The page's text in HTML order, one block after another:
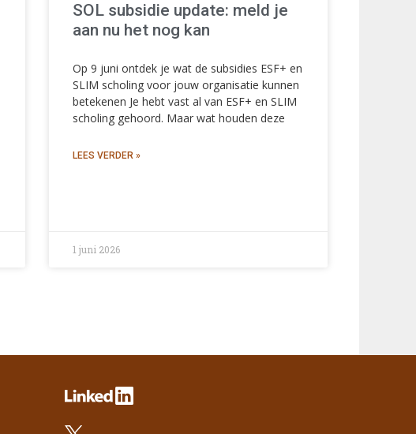
SOL subsidie update: meld je
aan nu het nog kan
Op 9 juni ontdek je wat de subsidies ESF+ en
SLIM scholing voor jouw organisatie kunnen
betekenen Je hebt vast al van ESF+ en SLIM
scholing gehoord. Maar wat houden deze
LEES VERDER »
1 juni 2026